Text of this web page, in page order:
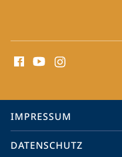
Media
Service-
Navigation
IMPRESSUM
DATENSCHUTZ